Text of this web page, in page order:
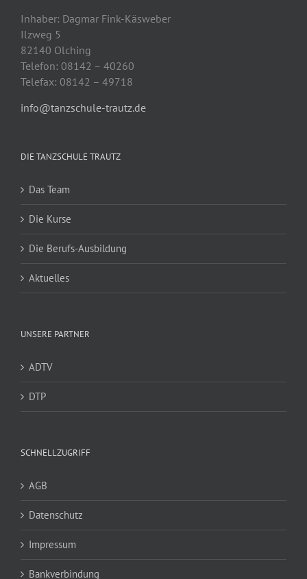
Inhaber: Dagmar Fink-Käsweber
Ilzweg 5
82140 Olching
Telefon: 08142 – 40260
Telefax: 08142 – 49718
info@tanzschule-trautz.de
DIE TANZSCHULE TRAUTZ
Das Team
Die Kurse
Die Berufs-Ausbildung
Aktuelles
UNSERE PARTNER
ADTV
DTP
SCHNELLZUGRIFF
AGB
Datenschutz
Impressum
Bankverbindung